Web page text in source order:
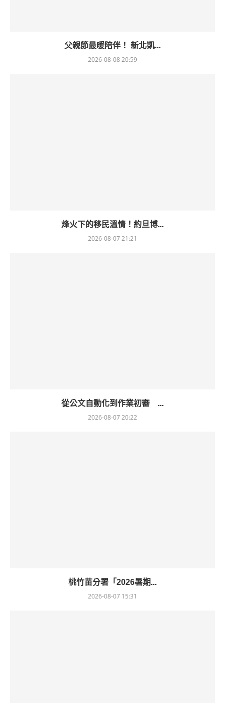
父親節最暖陪伴！ 新北凱...
2026-08-08 20:59
烽火下的移民溫情！約旦博...
2026-08-07 21:21
從公文自動化到作業初審 ...
2026-08-07 20:22
桃竹苗分署「2026暑期...
2026-08-07 15:31